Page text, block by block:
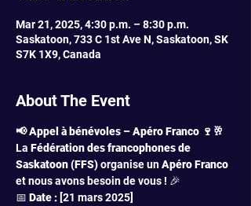
Mar 21, 2025, 4:30 p.m. – 8:30 p.m.
Saskatoon, 733 C 1st Ave N, Saskatoon, SK
S7K 1X9, Canada
About The Event
📢 Appel à bénévoles – Apéro Franco 🍷🥂
La Fédération des francophones de
Saskatoon (FFS) organise un ApéroFranco
et nous avons besoin de vous ! 🎉
📅 Date : [21 mars 2025]